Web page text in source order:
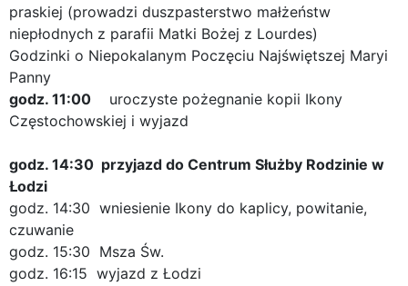
praskiej (prowadzi duszpasterstwo małżeństw
niepłodnych z parafii Matki Bożej z Lourdes)
Godzinki o Niepokalanym Poczęciu Najświętszej Maryi
Panny
godz. 11:00 uroczyste pożegnanie kopii Ikony
Częstochowskiej i wyjazd
godz. 14:30 przyjazd do Centrum Służby Rodzinie w
Łodzi
godz. 14:30 wniesienie Ikony do kaplicy, powitanie,
czuwanie
godz. 15:30 Msza Św.
godz. 16:15 wyjazd z Łodzi